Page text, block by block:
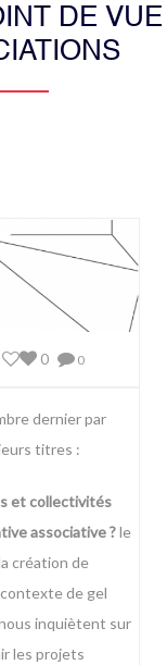
DE VUE
0
0
dernier par
titres :
et collectivités
associative ?le
création de
de gel
inquiètent sur
les projets